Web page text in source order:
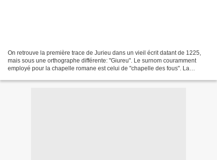
On retrouve la première trace de Jurieu dans un vieil écrit datant de 1225,
mais sous une orthographe différente: "Giureu". Le surnom couramment
employé pour la chapelle romane est celui de "chapelle des fous". La